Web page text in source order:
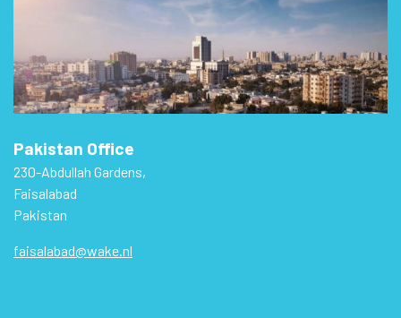
Pakistan Office
230-Abdullah Gardens,
Faisalabad
Pakistan
faisalabad@wake.nl